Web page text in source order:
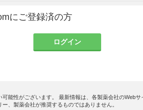
投与しないことが望ましい。生殖発
の妊娠ラットに本剤を投与したとこ
の減少、胚胎児の死亡及び催奇形性
尿管欠損、卵巣位置異常、子宮形態
にご登録済の方
ログイン
能性がございます。 最新情報は、各製薬会社のWebサ
、製薬会社が推奨するものではありません。